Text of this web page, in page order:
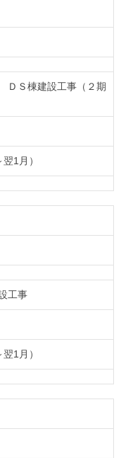
ＤＳ棟建設工事（２期
1月）
工事
1月）